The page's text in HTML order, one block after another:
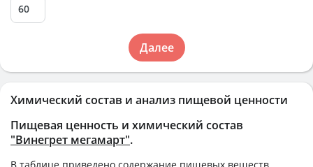
Химический состав и анализ пищевой ценности
Пищевая ценность и химический состав
"Винегрет мегамарт".
Далее